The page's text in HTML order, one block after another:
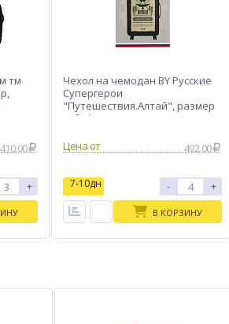
тм
410.00
+
Чехол на чемодан BY Русские
Супергерои
"Путешествия.Алтай", размер
S, бифлекс
Цена от
492.00
7-10дн - +
В КОРЗИНУ